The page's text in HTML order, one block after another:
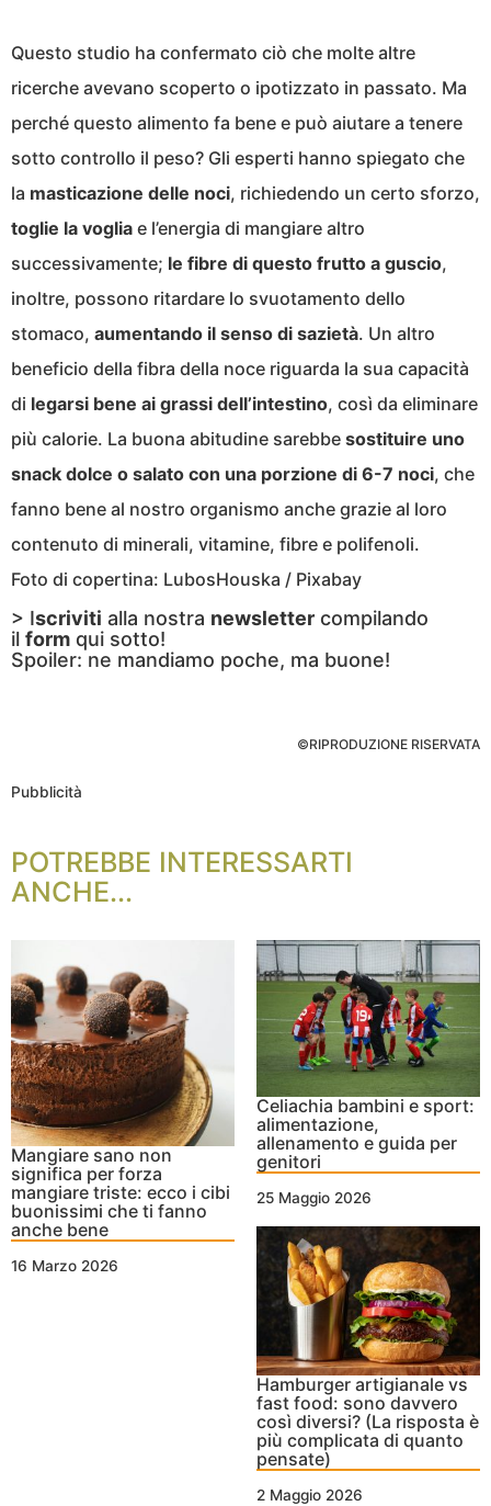
Questo studio ha confermato ciò che molte altre
ricerche avevano scoperto o ipotizzato in passato. Ma
perché questo alimento fa bene e può aiutare a tenere
sotto controllo il peso? Gli esperti hanno spiegato che
la masticazione delle noci, richiedendo un certo sforzo,
toglie la voglia e l’energia di mangiare altro
successivamente; le fibre di questo frutto a guscio,
inoltre, possono ritardare lo svuotamento dello
stomaco, aumentando il senso di sazietà. Un altro
beneficio della fibra della noce riguarda la sua capacità
di legarsi bene ai grassi dell’intestino, così da eliminare
più calorie. La buona abitudine sarebbe sostituire uno
snack dolce o salato con una porzione di 6-7 noci, che
fanno bene al nostro organismo anche grazie al loro
contenuto di minerali, vitamine, fibre e polifenoli.
Foto di copertina: LubosHouska / Pixabay
> Iscriviti alla nostra newsletter compilando
il form qui sotto!
Spoiler: ne mandiamo poche, ma buone!
©RIPRODUZIONE RISERVATA
Pubblicità
POTREBBE INTERESSARTI
ANCHE...
Mangiare sano non
significa per forza
mangiare triste: ecco i cibi
buonissimi che ti fanno
anche bene
16 Marzo 2026
Celiachia bambini e sport:
alimentazione,
allenamento e guida per
genitori
25 Maggio 2026
Hamburger artigianale vs
fast food: sono davvero
così diversi? (La risposta è
più complicata di quanto
pensate)
2 Maggio 2026